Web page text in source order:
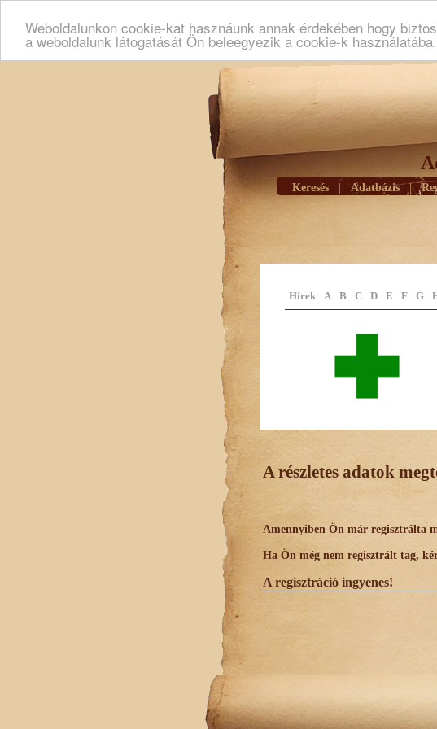
Weboldalunkon cookie-kat hasznáunk annak érdekében hogy
a weboldalunk látogatását Ön beleegyezik a cookie-k használatába.
Keresés Adatbázis |
Hírek A B C D E F G
A részletes adatok
Amennyiben Ön már regisztrálta
Ha Ön még nem regisztrált tag,
A regisztráció ingyenes!